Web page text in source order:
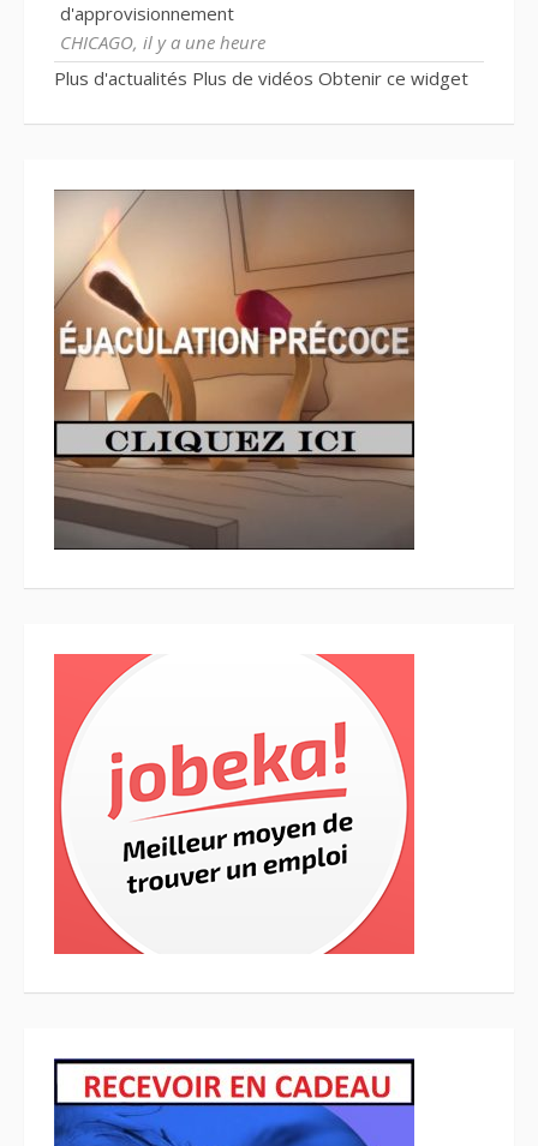
d'approvisionnement
CHICAGO, il y a une heure
Plus d'actualités Plus de vidéos Obtenir ce widget